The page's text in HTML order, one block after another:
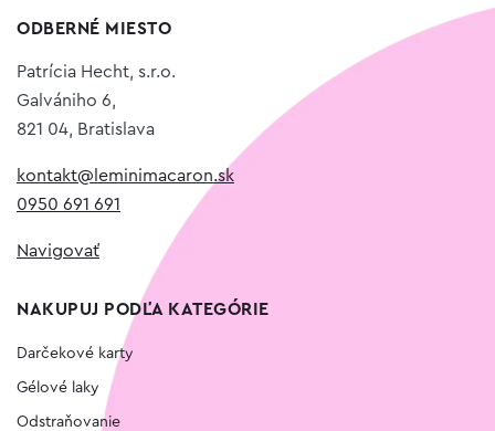
ODBERNÉ MIESTO
Patrícia Hecht, s.r.o.
Galvániho 6,
821 04, Bratislava
kontakt@leminimacaron.sk
0950 691 691
Navigovať
NAKUPUJ PODĽA KATEGÓRIE
Darčekové karty
Gélové laky
Odstraňovanie